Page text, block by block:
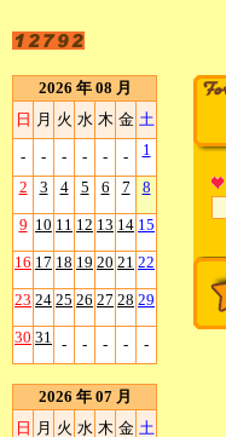
2026 年 08 月
日 月 火 水 木 金 土
- - - - - - 1
2 3 4 5 6 7 8
9 10 11 12 13 14 15
16 17 18 19 20 21 22
23 24 25 26 27 28 29
30 31 - - - - -
2026 年 07 月
日 月 火 水 木 金 土